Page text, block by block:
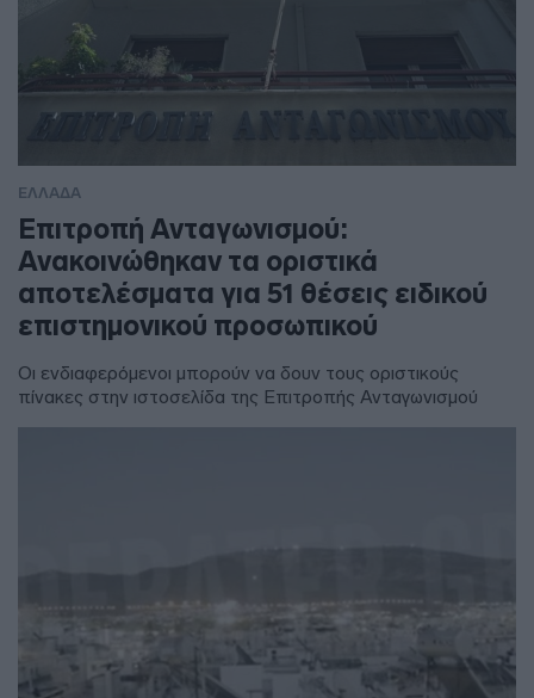
ΕΛΛΑΔΑ
Επιτροπή Ανταγωνισμού:
Ανακοινώθηκαν τα οριστικά
αποτελέσματα για 51 θέσεις ειδικού
επιστημονικού προσωπικού
Οι ενδιαφερόμενοι μπορούν να δουν τους οριστικούς
πίνακες στην ιστοσελίδα της Επιτροπής Ανταγωνισμού